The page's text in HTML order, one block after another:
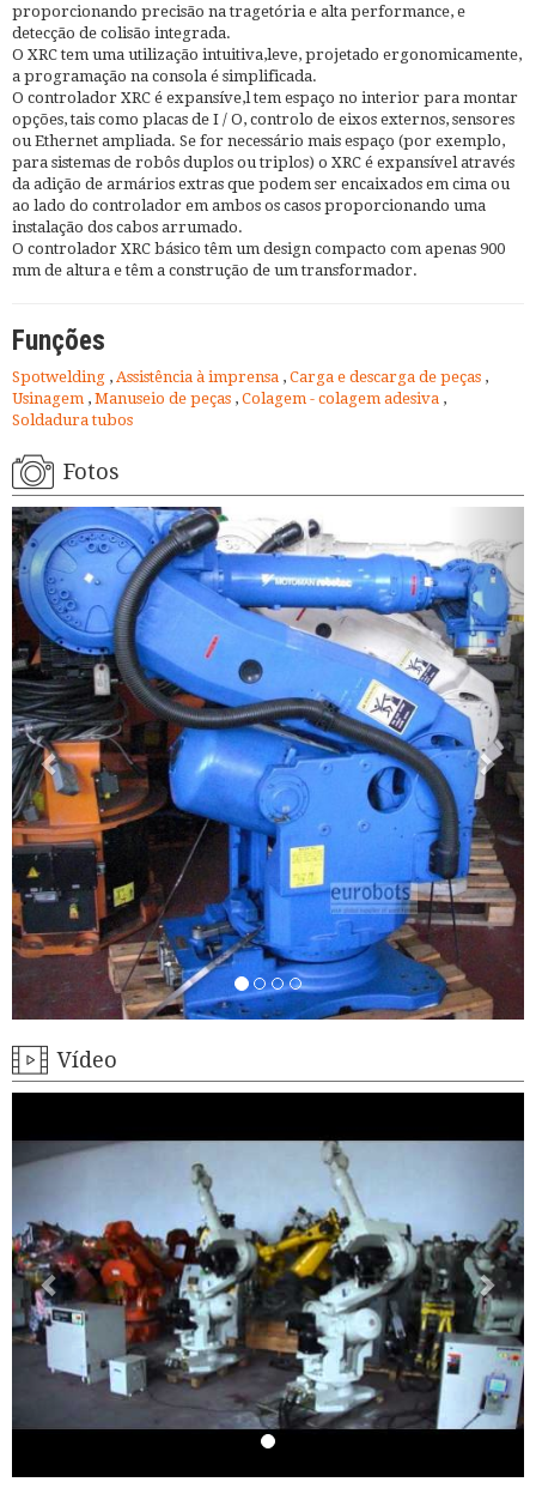
proporcionando precisão na tragetória e alta performance, e
detecção de colisão integrada.
O XRC tem uma utilização intuitiva,leve, projetado ergonomicamente,
a programação na consola é simplificada.
O controlador XRC é expansíve,l tem espaço no interior para montar
opções, tais como placas de I / O, controlo de eixos externos, sensores
ou Ethernet ampliada. Se for necessário mais espaço (por exemplo,
para sistemas de robôs duplos ou triplos) o XRC é expansível através
da adição de armários extras que podem ser encaixados em cima ou
ao lado do controlador em ambos os casos proporcionando uma
instalação dos cabos arrumado.
O controlador XRC básico têm um design compacto com apenas 900
mm de altura e têm a construção de um transformador.
Funções
Spotwelding , Assistência à imprensa , Carga e descarga de peças ,
Usinagem , Manuseio de peças , Colagem - colagem adesiva ,
Soldadura tubos
Fotos
Vídeo